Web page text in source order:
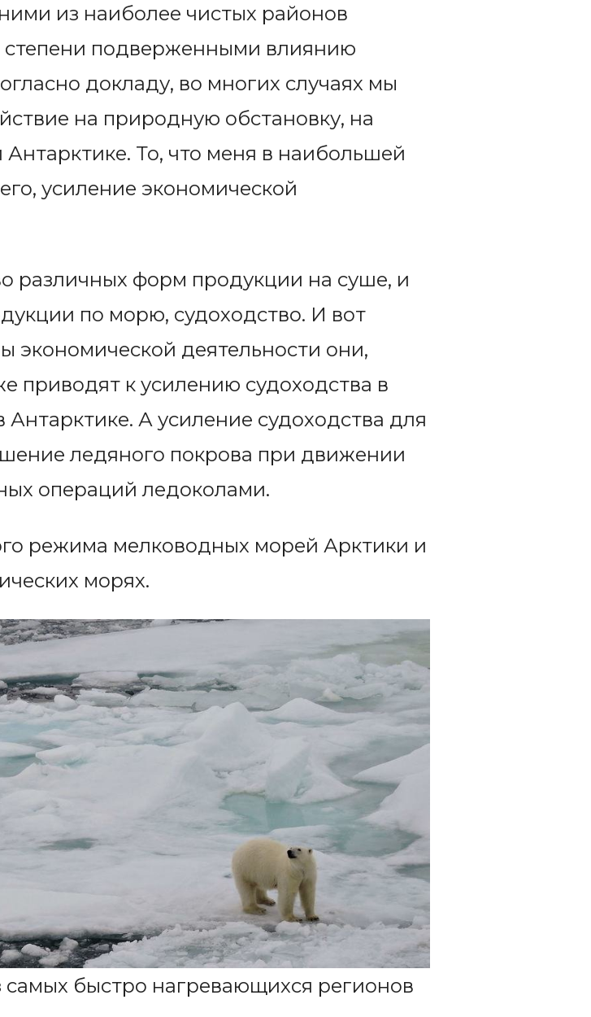
из наиболее чистых районов
подверженными влиянию
докладу, во многих случаях мы
на природную обстановку, на
То, что меня в наибольшей
усиление экономической
различных форм продукции на суше, и
по морю, судоходство. И вот
экономической деятельности они,
приводят к усилению судоходства в
А усиление судоходства для
ледяного покрова при движении
операций ледоколами.
режима мелководных морей Арктики и
морях.
самых быстро нагревающихся регионов